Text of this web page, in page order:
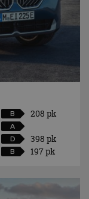
B
208 pk
A
D
398 pk
B 197 pk